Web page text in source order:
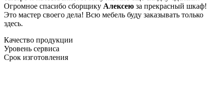
Огромное спасибо сборщику Алексею за прекрасный шкаф!
Это мастер своего дела! Всю мебель буду заказывать только
здесь.
Качество продукции
Уровень сервиса
Срок изготовления